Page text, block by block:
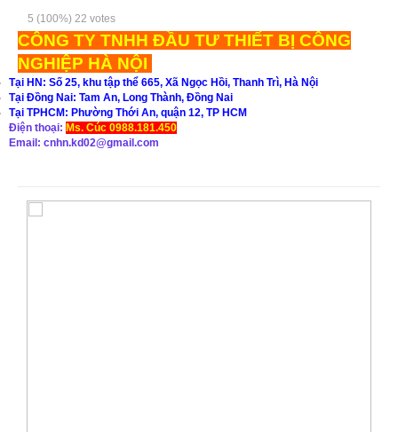
5 (100%) 22 votes
CÔNG TY TNHH ĐẦU TƯ THIẾT BỊ CÔNG
NGHIỆP HÀ NỘI
Tại HN: Số 25, khu tập thể 665, Xã Ngọc Hồi, Thanh Trì, Hà Nội
Tại Đồng Nai: Tam An, Long Thành, Đồng Nai
Tại TPHCM: Phường Thới An, quận 12, TP HCM
Điện thoại: Ms. Cúc 0988.181.450
Email: cnhn.kd02@gmail.com